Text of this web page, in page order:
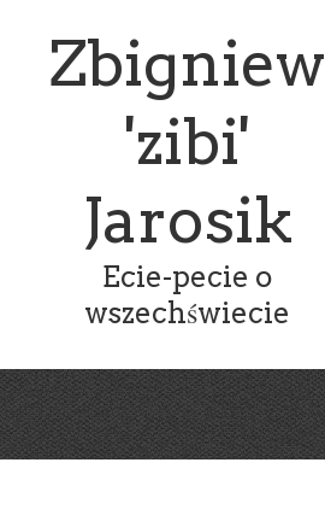
Zbigniew
'zibi'
Jarosik
Ecie-pecie o
wszechświecie